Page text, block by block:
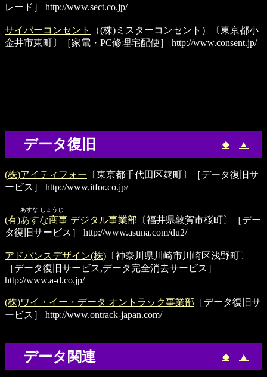
レード］
http://www.sect.co.jp/
サイバーコンセント
（(株)ミスターコンセント）〔東京都小
金井市東町〕［家電・PC修理宅配便］
http://www.consent.jp/
データ復旧 ◆ ▲
(株)アイティフォー 〔東京都千代田区麹町〕［データ復旧サ
ービス］
http://www.itfor.co.jp/
あすな しょうじ
(有)あすな商事 デジタル事業部 〔福井県敦賀市桜町〕［デー
タ復旧サービス］
http://www.asuna.com/du2/
アドバンスデザイン(株) 〔神奈川県川崎市川崎区浅野町〕
［データ復旧サービス,データ完全消去サービス］
http://www.a-d.co.jp/
(株)ワイ・イー・データ オントラック事業部 ［データ復旧サ
ービス］
http://www.ontrack-japan.com/
データ関連 ◆ ▲